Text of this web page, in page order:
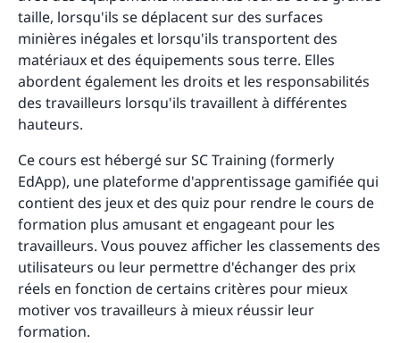
taille, lorsqu'ils se déplacent sur des surfaces
minières inégales et lorsqu'ils transportent des
matériaux et des équipements sous terre. Elles
abordent également les droits et les responsabilités
des travailleurs lorsqu'ils travaillent à différentes
hauteurs.
Ce cours est hébergé sur SC Training (formerly
EdApp), une plateforme d'apprentissage gamifiée qui
contient des jeux et des quiz pour rendre le cours de
formation plus amusant et engageant pour les
travailleurs. Vous pouvez afficher les classements des
utilisateurs ou leur permettre d'échanger des prix
réels en fonction de certains critères pour mieux
motiver vos travailleurs à mieux réussir leur
formation.